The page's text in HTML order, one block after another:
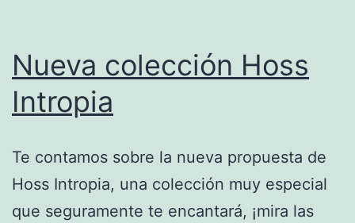
Nueva colección Hoss
Intropia
Te contamos sobre la nueva propuesta de
Hoss Intropia, una colección muy especial
que seguramente te encantará, ¡mira las